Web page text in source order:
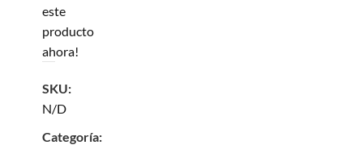
este
producto
ahora!
SKU:
N/D
Categoría: